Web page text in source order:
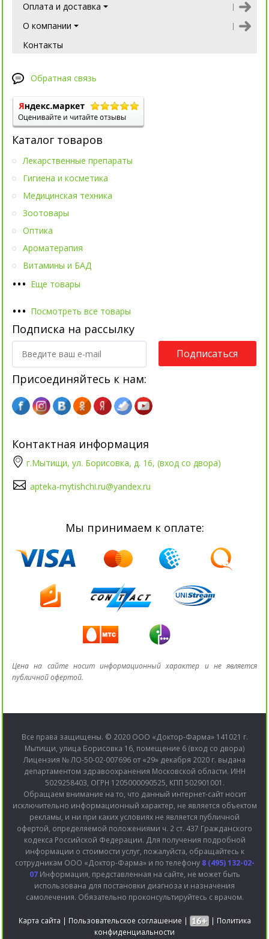
Оплата и доставка
О компании
Контакты
Обратная связь
Каталог товаров
••• Еще товары
Лекарственные препараты
Гигиена и косметика
Медицинская техника
Зоотовары
Оптика
Ароматерапия
Витамины и БАД
••• Посмотреть все товары
Подписка на рассылку
Подписаться
Присоединяйтесь к нам:
Контактная информация
г.Мытищи, ул. Борисовка, д. 16, (вход со двора)
apteka-mytishchi.ru@yandex.ru
Мы принимаем к оплате:
Цена на сайте носит информационный характер и не является
публичной офертой.
Все права защищены. © 2020 ООО «Доктор-Фарма» 141021 г.
Мытищи, улица Борисовка 16, помещение 6 (вход со двора)
Лицензия № ЛО-50-02-007696 от «29» декабря 2020 г. выдана
департаментом здравоохранения Московской области. ИНН
5029258403, ОГРН 1205000090525, КПП 502901001.
Обращаем внимание на то, что данный интернет-сайт носит
исключительно информационный характер, не является объектом
рекламы, и ни при каких условиях не является публичной
офертой, определяемой положениями ч. 2 ст. 437 Гражданского
кодекса Российской Федерации. Для получения подробной
информации о стоимости услуг, пожалуйста, обращайтесь к
сотрудникам ООО «Доктор-Фарма» и по телефону 8 (495) 132-02-
07Информация, представленная на сайте, не может быть
использована для постановки диагноза и назначения
самолечения. Обязательно проконсультируйтесь с врачом.
Карта сайта | Пользовательское соглашение | | Политика
конфиденциальности